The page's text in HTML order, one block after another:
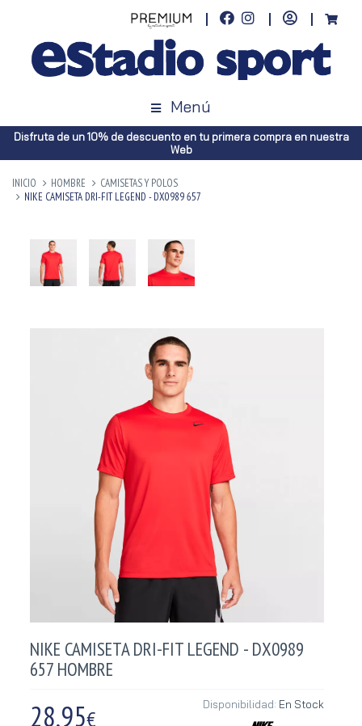
Menú
Disfruta de un 10% de descuento en tu primera compra en nuestra
Web
INICIO HOMBRE
CAMISETAS Y POLOS
NIKE CAMISETA DRI-FIT LEGEND - DX0989 657
NIKE CAMISETA DRI-FIT LEGEND - DX0989
657 HOMBRE
28,95€
Disponibilidad: En Stock